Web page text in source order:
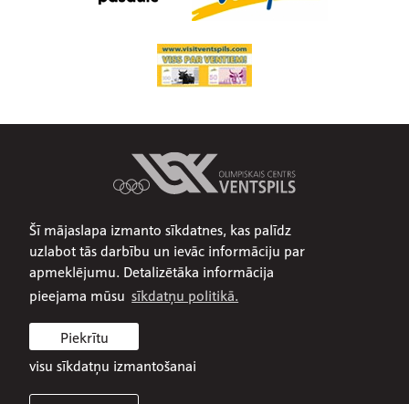
Šī mājaslapa izmanto sīkdatnes, kas palīdz
uzlabot tās darbību un ievāc informāciju par
apmeklējumu. Detalizētāka informācija
pieejama mūsu sīkdatņu politikā.
Piekrītu
visu sīkdatņu izmantošanai
Par mums
Publiskojamā informācija
Iepirkumi